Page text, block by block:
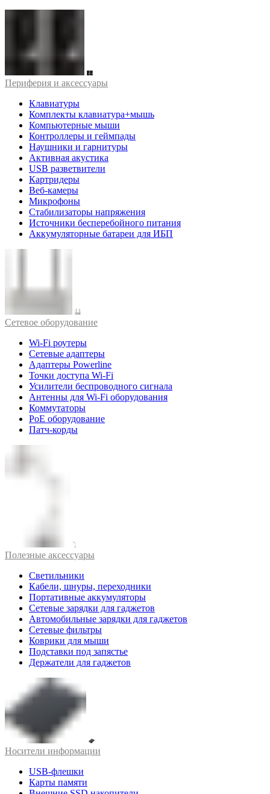
Периферия и аксессуары
Клавиатуры
Комплекты клавиатура+мышь
Компьютерные мыши
Контроллеры и геймпады
Наушники и гарнитуры
Активная акустика
USB разветвители
Картридеры
Веб-камеры
Микрофоны
Стабилизаторы напряжения
Источники бесперебойного питания
Аккумуляторные батареи для ИБП
Cетевое оборудование
Wi-Fi роутеры
Сетевые адаптеры
Адаптеры Powerline
Точки доступа Wi-Fi
Усилители беспроводного сигнала
Антенны для Wi-Fi оборудования
Коммутаторы
PoE оборудование
Патч-корды
Полезные аксессуары
Светильники
Кабели, шнуры, переходники
Портативные аккумуляторы
Сетевые зарядки для гаджетов
Автомобильные зарядки для гаджетов
Сетевые фильтры
Коврики для мыши
Подставки под запястье
Держатели для гаджетов
Носители информации
USB-флешки
Карты памяти